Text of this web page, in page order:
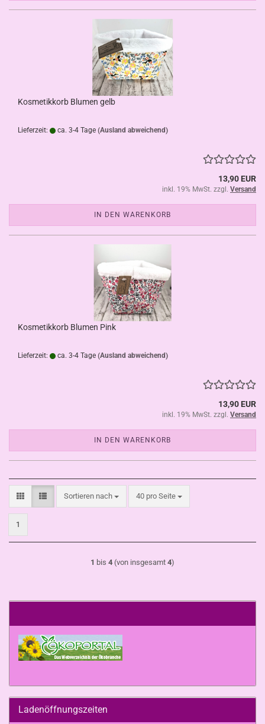
Kosmetikkorb Blumen gelb
Lieferzeit: ca. 3-4 Tage (Ausland abweichend)
13,90 EUR
inkl. 19% MwSt. zzgl. Versand
IN DEN WARENKORB
Kosmetikkorb Blumen Pink
Lieferzeit: ca. 3-4 Tage (Ausland abweichend)
13,90 EUR
inkl. 19% MwSt. zzgl. Versand
IN DEN WARENKORB
Sortieren nach
Sortieren nach 40 pro Seite
pro Seite
1
1 bis 4 (von insgesamt 4)
Ladenöffnungszeiten